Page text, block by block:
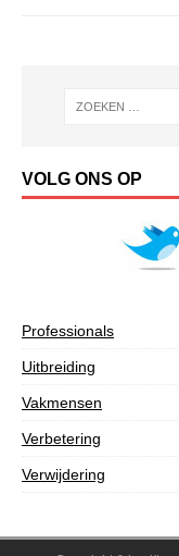
VOLG ONS OP
Professionals
Uitbreiding
Vakmensen
Verbetering
Verwijdering